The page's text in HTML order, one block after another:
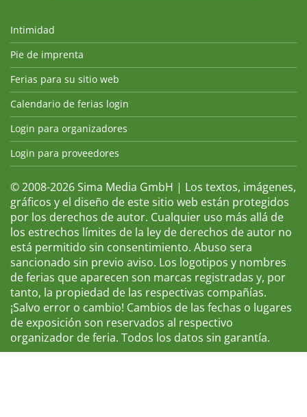
Intimidad
Pie de imprenta
Ferias para su sitio web
Calendario de ferias login
Login para organizadores
Login para proveedores
© 2008-2026 Sima Media GmbH | Los textos, imágenes,
gráficos y el diseño de este sitio web están protegidos
por los derechos de autor. Cualquier uso más allá de
los estrechos límites de la ley de derechos de autor no
está permitido sin consentimiento. Abuso sera
sancionado sin previo aviso. Los logotipos y nombres
de ferias que aparecen son marcas registradas y, por
tanto, la propiedad de las respectivas compañías.
¡Salvo error o cambio! Cambios de las fechas o lugares
de exposición son reservados al respectivo
organizador de feria. Todos los datos sin garantía.